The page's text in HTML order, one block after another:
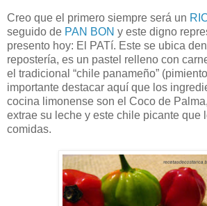
Creo que el primero siempre será un
seguido de PAN BON y este digno
presento hoy: El PATí. Este se ubica
repostería, es un pastel relleno con
el tradicional “chile panameño”
importante destacar aquí que los
cocina limonense son el Coco de
extrae su leche y este chile picante que
comidas.